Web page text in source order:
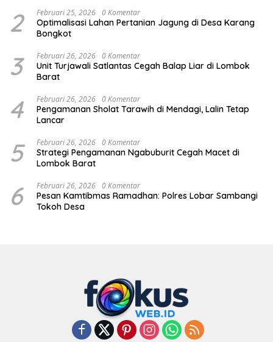
2 Februari 25, 2026 0 Komentar
Optimalisasi Lahan Pertanian Jagung di Desa Karang
Bongkot
3 Februari 26, 2026 0 Komentar
Unit Turjawali Satlantas Cegah Balap Liar di Lombok
Barat
4 Februari 26, 2026 0 Komentar
Pengamanan Sholat Tarawih di Mendagi, Lalin Tetap
Lancar
5 Februari 26, 2026 0 Komentar
Strategi Pengamanan Ngabuburit Cegah Macet di
Lombok Barat
6 Februari 26, 2026 0 Komentar
Pesan Kamtibmas Ramadhan: Polres Lobar Sambangi
Tokoh Desa